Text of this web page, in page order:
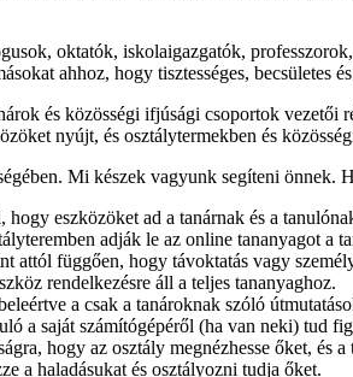
oktatók, iskolaigazgatók,
ahhoz, hogy tisztességes, becsületes
és közösségi ifjúsági csoportok vezetői
nyújt, és osztálytermekben és
Mi készek vagyunk segíteni önnek.